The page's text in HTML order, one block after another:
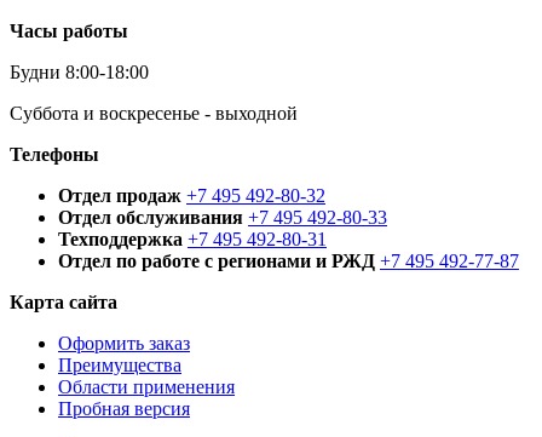
Часы работы
Будни 8:00-18:00
Суббота и воскресенье - выходной
Телефоны
Отдел продаж +7 495 492-80-32
Отдел обслуживания +7 495 492-80-33
Техподдержка +7 495 492-80-31
Отдел по работе с регионами и РЖД +7 495 492-77-87
Карта сайта
Оформить заказ
Преимущества
Области применения
Пробная версия